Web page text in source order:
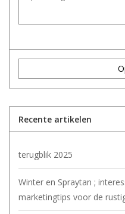
Recente artikelen
terugblik 2025
Winter en Spraytan ;
marketingtips voor de